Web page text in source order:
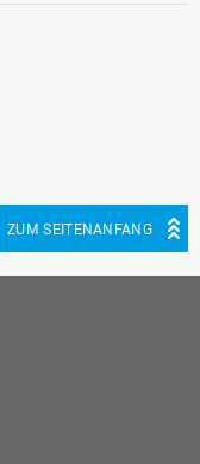
ZUM SEITENANFANG